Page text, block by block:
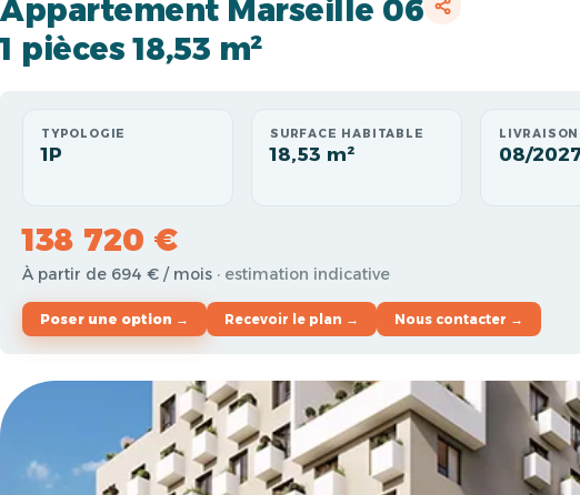
Appartement Marseille 06
1 pièces 18,53 m²
TYPOLOGIE
1P
SURFACE HABITABLE
18,53 m²
LIVRAISON
08/
138 720 €
À partir de 694 € / mois · estimation indicative
Poser une option → Recevoir le plan → Nous contacter →